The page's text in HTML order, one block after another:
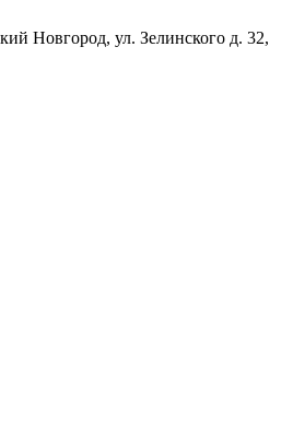
Новгород, ул. Зелинского д. 32,